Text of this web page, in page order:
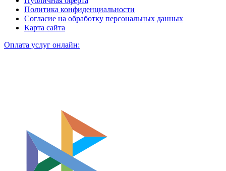
Политика конфиденциальности
Согласие на обработку персональных данных
Карта сайта
Оплата услуг онлайн: